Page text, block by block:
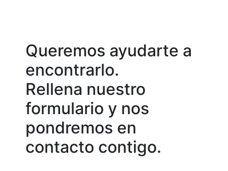
Queremos ayudarte a
encontrarlo.
Rellena nuestro
formulario y nos
pondremos en
contacto contigo.